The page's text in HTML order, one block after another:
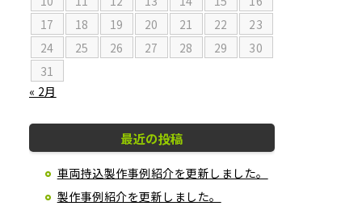
17
18 19 20 21 22
23
24
25 26 27 28 29
30
31
« 2月
最近の投稿
車両持込製作事例紹介を更新しました。
製作事例紹介を更新しました。